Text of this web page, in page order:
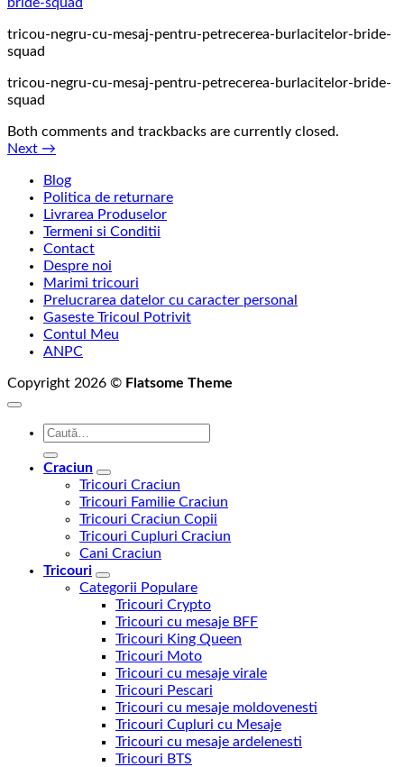
tricou-negru-cu-mesaj-pentru-petrecerea-burlacitelor-bride-
squad
tricou-negru-cu-mesaj-pentru-petrecerea-burlacitelor-bride-
squad
Both comments and trackbacks are currently closed.
Next →
Blog
Politica de returnare
Livrarea Produselor
Termeni si Conditii
Contact
Despre noi
Marimi tricouri
Prelucrarea datelor cu caracter personal
Gaseste Tricoul Potrivit
Contul Meu
ANPC
Copyright 2026 © Flatsome Theme
Caută
Craciun
Tricouri Craciun
Tricouri Familie Craciun
Tricouri Craciun Copii
Tricouri Cupluri Craciun
Cani Craciun
Tricouri
Categorii Populare
Tricouri Crypto
Tricouri cu mesaje BFF
Tricouri King Queen
Tricouri Moto
Tricouri cu mesaje virale
Tricouri Pescari
Tricouri cu mesaje moldovenesti
Tricouri Cupluri cu Mesaje
Tricouri cu mesaje ardelenesti
Tricouri BTS